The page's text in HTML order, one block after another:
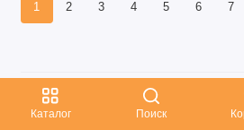
Каталог Поиск
1 2 3 4 5 6 7